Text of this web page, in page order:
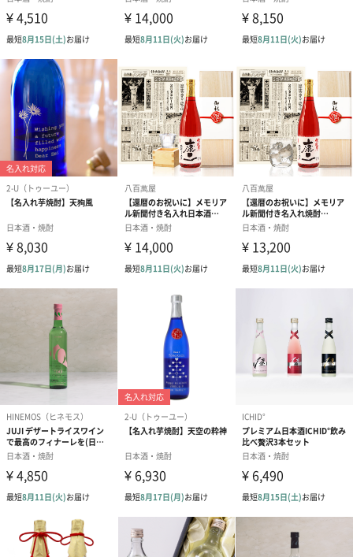
あり（0円）
熨斗
あり（0円）
贈答用化粧箱